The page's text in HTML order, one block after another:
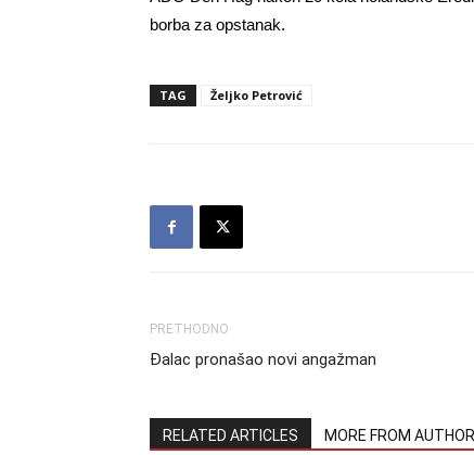
borba za opstanak.
TAG Željko Petrović
PRETHODNO
Đalac pronašao novi angažman
RELATED ARTICLES MORE FROM AUTHOR